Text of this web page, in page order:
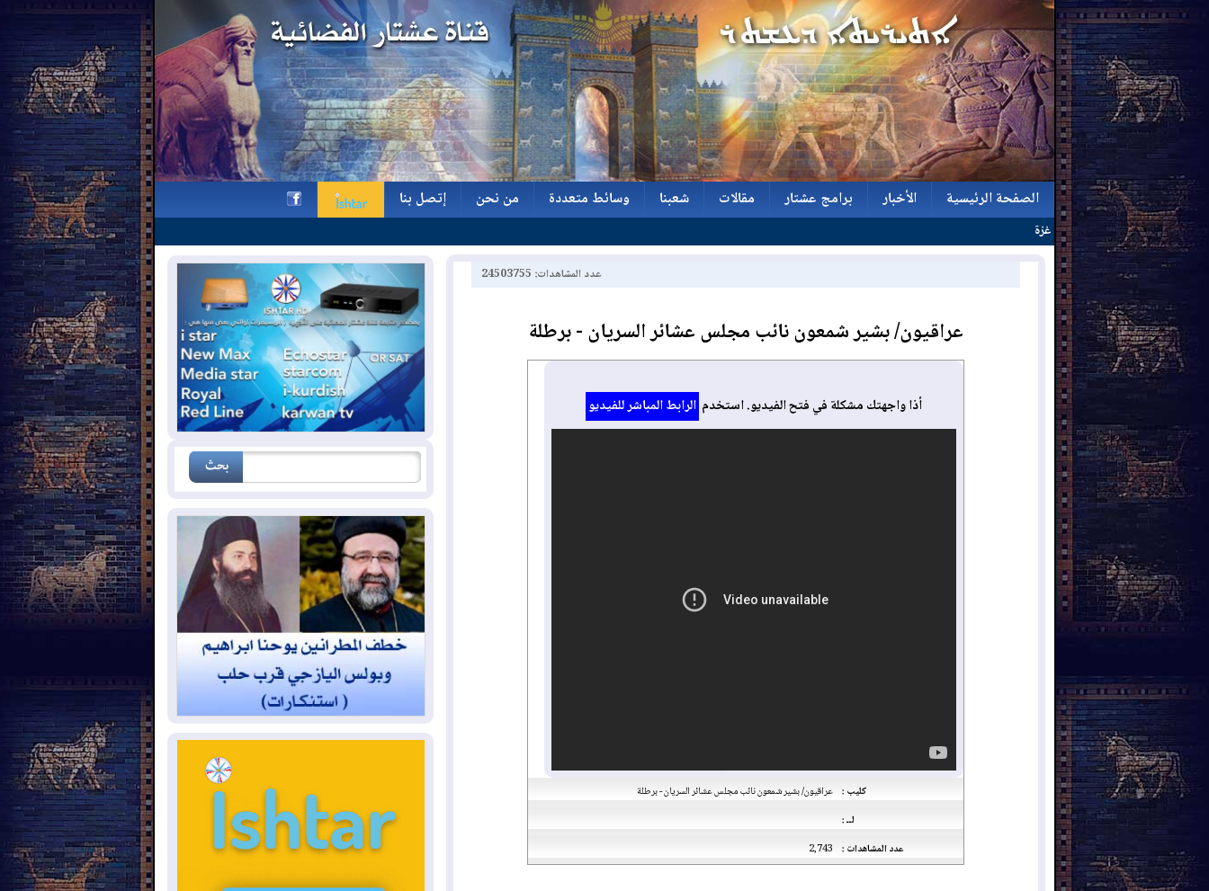
الصفحة الرئيسية
الصفحة الرئيسية
الأخبار
برامج عشتار
مقالات
شعبنا
وسائط متعددة
من نحن
إتصل بنا
بالصور.. يوم الشهيد الآشوري |
عدد المشاهدات: 24503755
عراقيون/ بشير شمعون نائب مجلس عشائر السريان - برطلة
أذا واجهتك مشكلة في فتح الفيديو. استخدم الرابط المباشر للفيديو
عراقيون/ بشير شمعون نائب مجلس عشائر السريان - برطلة كليب :
لــ :
2,743 عدد المشاهدات :
h